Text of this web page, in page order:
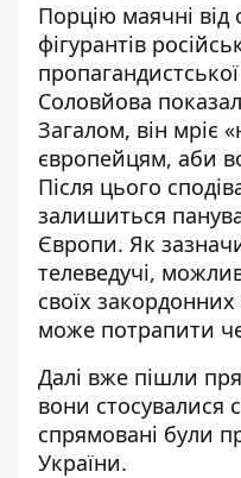
Порцію маячні від
фігурантів
Соловйова
Загалом, він мріє
європейцям, аби
Після цього
залишиться
Європи. Як
телеведучі,
своїх
може потрапити
Далі вже пішли
вони стосувалися
спрямовані були
України.